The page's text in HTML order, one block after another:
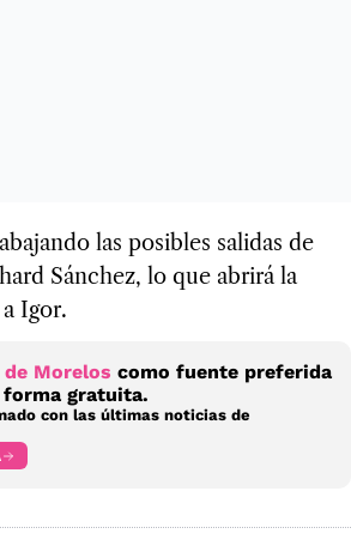
las posibles salidas de
Sánchez, lo que abrirá la
Igor.
de Morelos como fuente preferida
forma gratuita.
con las últimas noticias de